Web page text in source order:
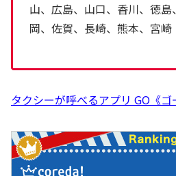
山、広島、山口、香川、徳
岡、佐賀、長崎、熊本、宮崎
タクシーが呼べるアプリ GO《ゴ